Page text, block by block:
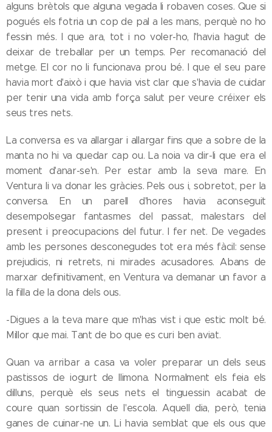
alguns brètols que alguna vegada li robaven coses. Que si
pogués els fotria un cop de pal a les mans, perquè no ho
fessin més. I que ara, tot i no voler-ho, l'havia hagut de
deixar de treballar per un temps. Per recomanació del
metge. El cor no li funcionava prou bé. I que el seu pare
havia mort d'això i que havia vist clar que s'havia de cuidar
per tenir una vida amb força salut per veure créixer els
seus tres nets.
La conversa es va allargar i allargar fins que a sobre de la
manta no hi va quedar cap ou. La noia va dir-li que era el
moment d'anar-se'n. Per estar amb la seva mare. En
Ventura li va donar les gràcies. Pels ous i, sobretot, per la
conversa. En un parell d'hores havia aconseguit
desempolsegar fantasmes del passat, malestars del
present i preocupacions del futur. I fer net. De vegades
amb les persones desconegudes tot era més fàcil: sense
prejudicis, ni retrets, ni mirades acusadores. Abans de
marxar definitivament, en Ventura va demanar un favor a
la filla de la dona dels ous.
-Digues a la teva mare que m'has vist i que estic molt bé.
Millor que mai. Tant de bo que es curi ben aviat.
Quan va arribar a casa va voler preparar un dels seus
pastissos de iogurt de llimona. Normalment els feia els
dilluns, perquè els seus nets el tinguessin acabat de
coure quan sortissin de l'escola. Aquell dia, però, tenia
ganes de cuinar-ne un. Li havia semblat que els ous que